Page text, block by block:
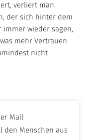
verliert man
der sich hinter dem
immer wieder sagen,
mehr Vertrauen
nicht
Mail
den Menschen aus